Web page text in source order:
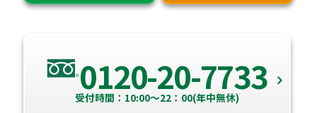
0120-20-7733
受付時間：10:00～22：00(年中無休)